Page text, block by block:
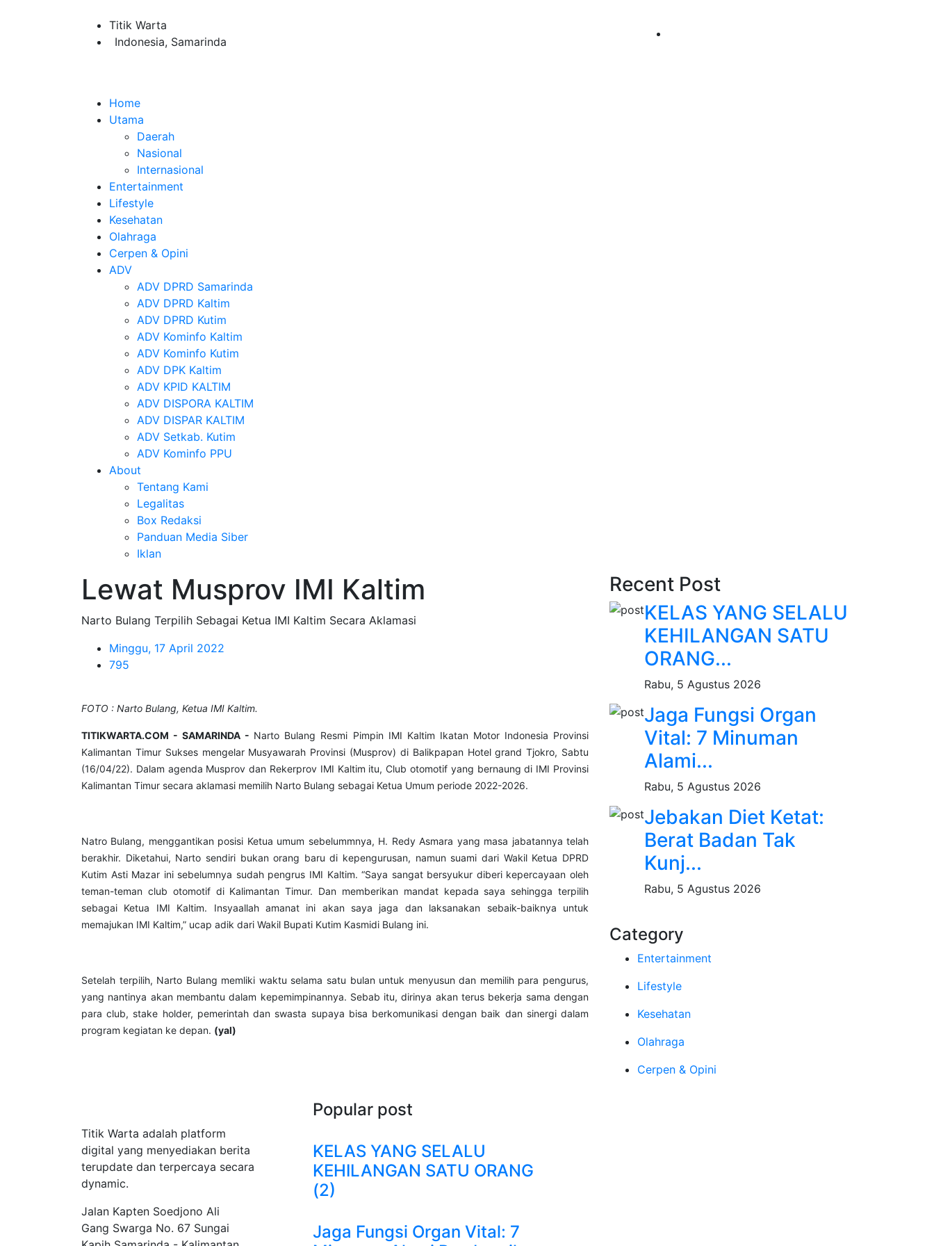
Titik Warta
Indonesia, Samarinda
Home
Utama
Daerah
Nasional
Internasional
Entertainment
Lifestyle
Kesehatan
Olahraga
Cerpen & Opini
ADV
ADV DPRD Samarinda
ADV DPRD Kaltim
ADV DPRD Kutim
ADV Kominfo Kaltim
ADV Kominfo Kutim
ADV DPK Kaltim
ADV KPID KALTIM
ADV DISPORA KALTIM
ADV DISPAR KALTIM
ADV Setkab. Kutim
ADV Kominfo PPU
About
Tentang Kami
Legalitas
Box Redaksi
Panduan Media Siber
Iklan
Lewat Musprov IMI Kaltim
Narto Bulang Terpilih Sebagai Ketua IMI Kaltim Secara Aklamasi
Minggu, 17 April 2022
795
FOTO : Narto Bulang, Ketua IMI Kaltim.
TITIKWARTA.COM - SAMARINDA - Narto Bulang Resmi Pimpin IMI Kaltim Ikatan Motor Indonesia Provinsi
Kalimantan Timur Sukses mengelar Musyawarah Provinsi (Musprov) di Balikpapan Hotel grand Tjokro, Sabtu
(16/04/22). Dalam agenda Musprov dan Rekerprov IMI Kaltim itu, Club otomotif yang bernaung di IMI Provinsi
Kalimantan Timur secara aklamasi memilih Narto Bulang sebagai Ketua Umum periode 2022-2026.
Natro Bulang, menggantikan posisi Ketua umum sebelummnya, H. Redy Asmara yang masa jabatannya telah
berakhir. Diketahui, Narto sendiri bukan orang baru di kepengurusan, namun suami dari Wakil Ketua DPRD
Kutim Asti Mazar ini sebelumnya sudah pengrus IMI Kaltim. “Saya sangat bersyukur diberi kepercayaan oleh
teman-teman club otomotif di Kalimantan Timur. Dan memberikan mandat kepada saya sehingga terpilih
sebagai Ketua IMI Kaltim. Insyaallah amanat ini akan saya jaga dan laksanakan sebaik-baiknya untuk
memajukan IMI Kaltim,” ucap adik dari Wakil Bupati Kutim Kasmidi Bulang ini.
Setelah terpilih, Narto Bulang memliki waktu selama satu bulan untuk menyusun dan memilih para pengurus,
yang nantinya akan membantu dalam kepemimpinannya. Sebab itu, dirinya akan terus bekerja sama dengan
para club, stake holder, pemerintah dan swasta supaya bisa berkomunikasi dengan baik dan sinergi dalam
program kegiatan ke depan. (yal)
Recent Post
KELAS YANG SELALU
KEHILANGAN SATU
ORANG...
Rabu, 5 Agustus 2026
Jaga Fungsi Organ
Vital: 7 Minuman
Alami...
Rabu, 5 Agustus 2026
Jebakan Diet Ketat:
Berat Badan Tak
Kunj...
Rabu, 5 Agustus 2026
Category
Entertainment
Lifestyle
Kesehatan
Olahraga
Cerpen & Opini
Titik Warta adalah platform
digital yang menyediakan berita
terupdate dan terpercaya secara
dynamic.
Jalan Kapten Soedjono Ali
Gang Swarga No. 67 Sungai
Popular post
KELAS YANG SELALU
KEHILANGAN SATU ORANG
(2)
Jaga Fungsi Organ Vital: 7